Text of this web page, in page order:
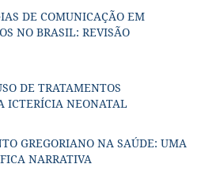
DE COMUNICAÇÃO EM
NO BRASIL: REVISÃO
DE TRATAMENTOS
ICTERÍCIA NEONATAL
GREGORIANO NA SAÚDE: UMA
NARRATIVA